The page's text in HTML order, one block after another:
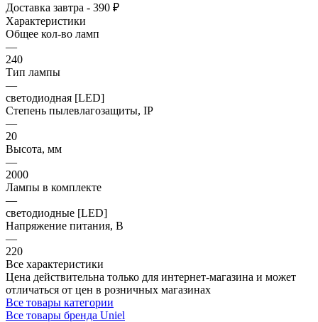
Доставка завтра - 390 ₽
Характеристики
Общее кол-во ламп
—
240
Тип лампы
—
светодиодная [LED]
Степень пылевлагозащиты, IP
—
20
Высота, мм
—
2000
Лампы в комплекте
—
светодиодные [LED]
Напряжение питания, В
—
220
Все характеристики
Цена действительна только для интернет-магазина и может
отличаться от цен в розничных магазинах
Все товары категории
Все товары бренда Uniel